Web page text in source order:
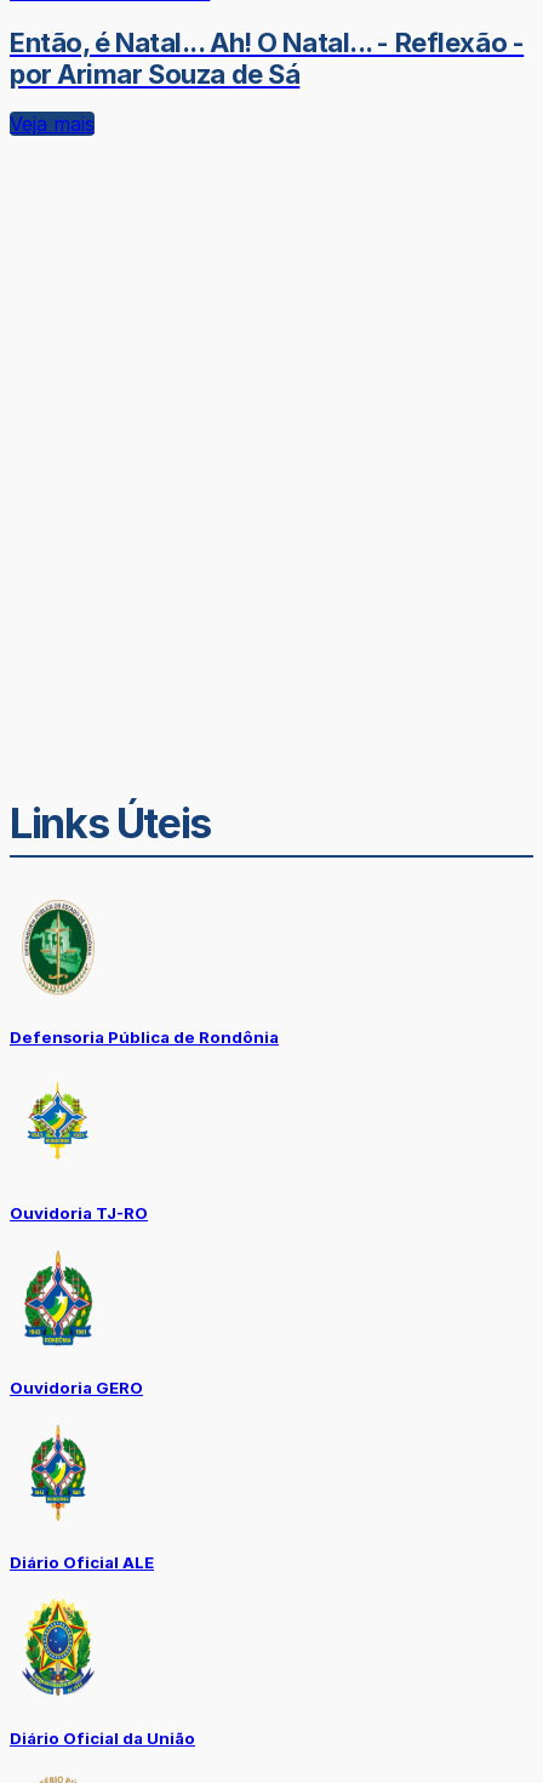
Então, é Natal... Ah! O Natal... - Reflexão -
por Arimar Souza de Sá
Veja mais
Links Úteis
Defensoria Pública de Rondônia
Ouvidoria TJ-RO
Ouvidoria GERO
Diário Oficial ALE
Diário Oficial da União